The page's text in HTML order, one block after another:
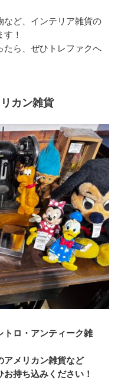
など、インテリア雑貨の
！
たら、ぜひトレファクへ
カン雑貨
トロ・アンティーク雑
アメリカン雑貨など
持ち込みください！